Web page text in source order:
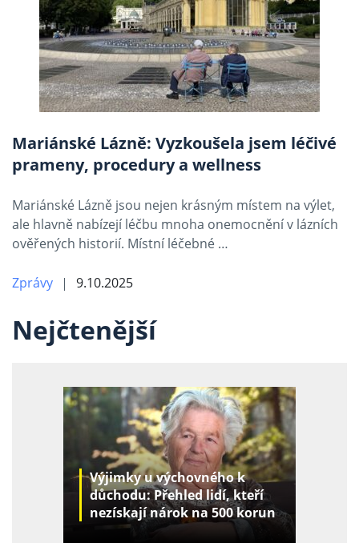
Mariánské Lázně: Vyzkoušela jsem léčivé
prameny, procedury a wellness
Mariánské Lázně jsou nejen krásným místem na výlet,
ale hlavně nabízejí léčbu mnoha onemocnění v lázních
ověřených historií. Místní léčebné …
Zprávy 9.10.2025
Nejčtenější
Výjimky u výchovného k
důchodu: Přehled lidí, kteří
nezískají nárok na 500 korun
za děti